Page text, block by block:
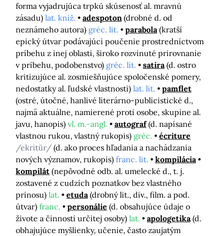
forma vyjadrujúca trpkú skúsenosť al. mravnú
zásadu) lat. kniž. adespoton (drobné d. od
neznámeho autora) gréc. lit. parabola (kratší
epický útvar podávajúci poučenie prostredníctvom
príbehu z inej oblasti, široko rozvinuté prirovnanie
v príbehu, podobenstvo) gréc. lit. satira (d. ostro
kritizujúce al. zosmiešňujúce spoločenské pomery,
nedostatky al. ľudské vlastnosti) lat. lit.
pamflet
(ostré, útočné, hanlivé literárno-publicistické d.,
najmä aktuálne, namierené proti osobe, skupine al.
javu, hanopis) vl. m.-angl. autograf (d. napísané
vlastnou rukou, vlastný rukopis) gréc.
écriture
/ekritür/ (d. ako proces hľadania a nachádzania
nových významov, rukopis) franc. lit.
kompilácia
kompilát (nepôvodné odb. al. umelecké d., t. j.
zostavené z cudzích poznatkov bez vlastného
prínosu) lat. etuda (drobný lit., div., film. a pod.
útvar) franc. personálie (d. obsahujúce údaje o
živote a činnosti určitej osoby) lat. apologetika (d.
obhajujúce myšlienky, učenie, často zaujatým